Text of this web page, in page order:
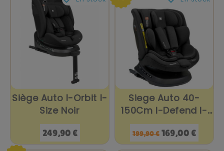
Siège Auto I-Orbit I-
Size Noir
Prix
249,90 €
Siege Auto 40-
150Cm I-Defend I-
Size...
Prix
de
199,90 € Prix
169,00 €